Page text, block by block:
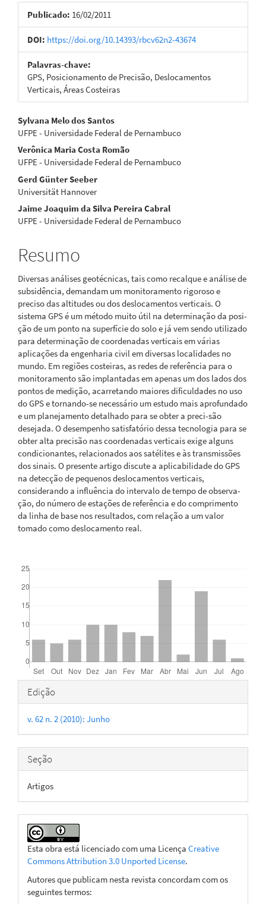
de
artigos
Publicado: 16/02/2011
DOI: https://doi.org/10.14393/rbcv62n2-43674
Palavras-chave:
GPS, Posicionamento de Precisão, Deslocamentos
Verticais, Áreas Costeiras
Conteúdo
do
artigo
principal
Sylvana Melo dos Santos
UFPE - Universidade Federal de Pernambuco
Verônica Maria Costa Romão
UFPE - Universidade Federal de Pernambuco
Gerd Günter Seeber
Universität Hannover
Jaime Joaquim da Silva Pereira Cabral
UFPE - Universidade Federal de Pernambuco
Resumo
Diversas análises geotécnicas, tais como recalque e análise de
subsidência, demandam um monitoramento rigoroso e
preciso das altitudes ou dos deslocamentos verticais. O
sistema GPS é um método muito útil na determinação da posi-
ção de um ponto na superfície do solo e já vem sendo utilizado
para determinação de coordenadas verticais em várias
aplicações da engenharia civil em diversas localidades no
mundo. Em regiões costeiras, as redes de referência para o
monitoramento são implantadas em apenas um dos lados dos
pontos de medição, acarretando maiores dificuldades no uso
do GPS e tornando-se necessário um estudo mais aprofundado
e um planejamento detalhado para se obter a preci-são
desejada. O desempenho satisfatório dessa tecnologia para se
obter alta precisão nas coordenadas verticais exige alguns
condicionantes, relacionados aos satélites e às transmissões
dos sinais. O presente artigo discute a aplicabilidade do GPS
na detecção de pequenos deslocamentos verticais,
considerando a influência do intervalo de tempo de observa-
ção, do número de estações de referência e do comprimento
da linha de base nos resultados, com relação a um valor
tomado como deslocamento real.
Detalhes
do
artigo
Edição
v. 62 n. 2 (2010): Junho
Seção
Artigos
Esta obra está licenciado com uma Licença Creative
Commons Attribution 3.0 Unported License.
Autores que publicam nesta revista concordam com os
seguintes termos: